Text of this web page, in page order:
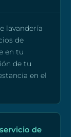
lavandería
de
en tu
de tu
en el
de